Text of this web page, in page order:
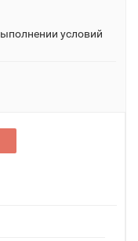
условий